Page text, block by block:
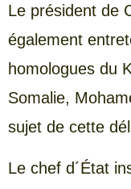
Le président de
également
homologues du
Somalie,
sujet de cette
Le chef d´État